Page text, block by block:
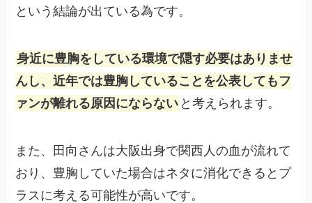
という結論が出ている為です。
身近に豊胸をしている環境で隠す必要はありませ
んし、近年では豊胸していることを公表してもフ
ァンが離れる原因にならない と考えられます。
また、田向さんは大阪出身で関西人の血が流れて
おり、豊胸していた場合はネタに消化できるとプ
ラスに考える可能性が高いです。